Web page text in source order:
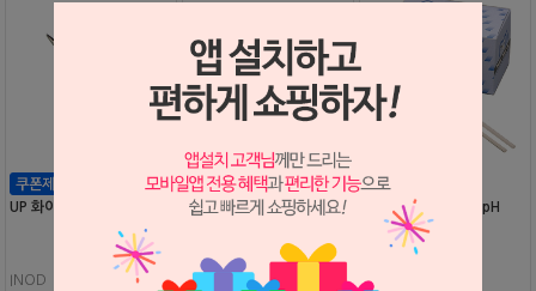
UP 화이버 스프린트 시져
INOD
살리바 체크 버퍼
GC*
살리바 플라크-체크 pH
GC*